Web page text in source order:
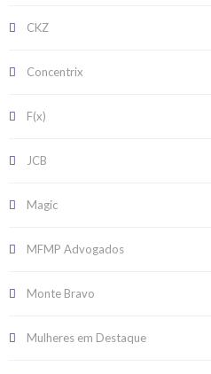
CKZ
Concentrix
F(x)
JCB
Magic
MFMP Advogados
Monte Bravo
Mulheres em Destaque